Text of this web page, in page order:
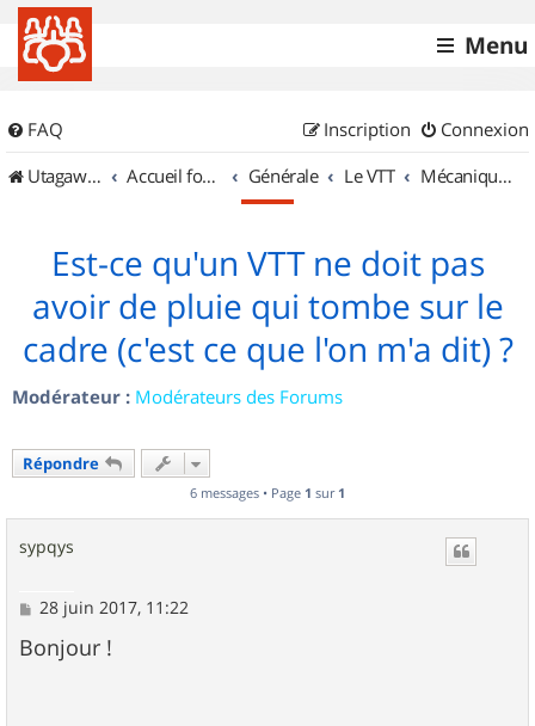
Menu
FAQ Connexion
Inscription
UtagawaVTT (Randos VTT et VTTAE avec traces GPS)
Accueil forum Générale Le VTT Mécanique et Entretiens
Est-ce qu'un VTT ne doit pas
avoir de pluie qui tombe sur le
cadre (c'est ce que l'on m'a dit) ?
Modérateur : Modérateurs des Forums
Répondre
6 messages • Page 1 sur 1
sypqys
M
s
s
28 juin 2017, 11:22
Bonjour !